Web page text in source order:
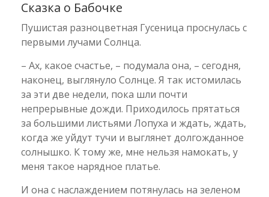
Сказка о Бабочке
Пушистая разноцветная Гусеница проснулась с
первыми лучами Солнца.
– Ах, какое счастье, – подумала она, – сегодня,
наконец, выглянуло Солнце. Я так истомилась
за эти две недели, пока шли почти
непрерывные дожди. Приходилось прятаться
за большими листьями Лопуха и ждать, ждать,
когда же уйдут тучи и выглянет долгожданное
солнышко. К тому же, мне нельзя намокать, у
меня такое нарядное платье.
И она с наслаждением потянулась на зеленом